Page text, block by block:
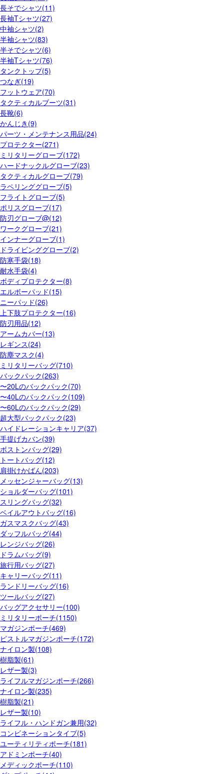
長そでシャツ(11)
長袖Tシャツ(27)
中袖シャツ(2)
半袖シャツ(83)
半そでシャツ(6)
半袖Tシャツ(76)
タンクトップ(5)
つなぎ(19)
フットウェア(70)
タクティカルブーツ(31)
長靴(6)
かんじき(9)
パーツ・メンテナンス用品(24)
プロテクター(271)
ミリタリーグローブ(172)
ハードナックルグローブ(23)
タクティカルグローブ(79)
ラペリンググローブ(5)
フライトグローブ(5)
ポリスグローブ(17)
防刃グローブ@(12)
ワークグローブ(21)
インナーグローブ(1)
ドライビンググローブ(2)
防寒手袋(18)
耐水手袋(4)
ボディプロテクター(8)
エルボーパッド(15)
ニーパッド(26)
上下肢プロテクター(16)
防刃用品(12)
アームカバー(13)
レギンス(24)
防塵マスク(4)
ミリタリーバッグ(710)
バックパック(263)
〜20Lのバックパック(70)
〜40Lのバックパック(109)
〜60Lのバックパック(29)
超大型バックパック(23)
ハイドレーションキャリア(37)
手提げカバン(39)
ボストンバッグ(29)
トートバッグ(12)
肩掛けかばん(203)
メッセンジャーバッグ(13)
ショルダーバッグ(101)
スリングバッグ(32)
ベイルアウトバッグ(16)
ガスマスクバッグ(43)
ダッフルバッグ(44)
レンジバッグ(26)
ドラムバッグ(9)
旅行用バッグ(27)
キャリーバッグ(11)
ランドリーバッグ(16)
ツールバッグ(27)
バッグアクセサリー(100)
ミリタリーポーチ(1150)
マガジンポーチ(469)
ピストルマガジンポーチ(172)
ナイロン製(108)
樹脂製(61)
レザー製(3)
ライフルマガジンポーチ(266)
ナイロン製(235)
樹脂製(21)
レザー製(10)
ライフル・ハンドガン兼用(32)
コンビネーションタイプ(5)
ユーティリティポーチ(181)
アドミンポーチ(40)
メディックポーチ(110)